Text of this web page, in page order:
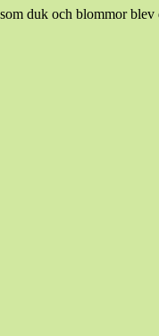
duk och blommor blev